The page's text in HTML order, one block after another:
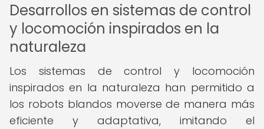
Desarrollos en sistemas de control
y locomoción inspirados en la
naturaleza
Los sistemas de control y locomoción
inspirados en la naturaleza han permitido a
los robots blandos moverse de manera más
eficiente y adaptativa, imitando el